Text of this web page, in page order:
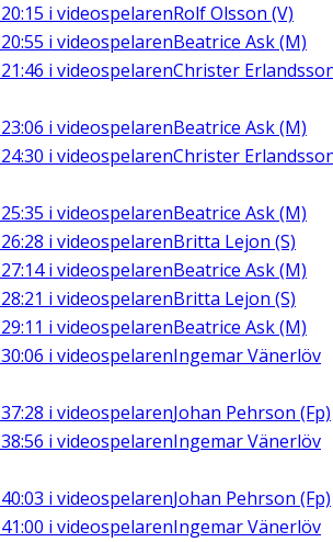
20:15 i videospelarenRolf Olsson (V)
20:55 i videospelarenBeatrice Ask (M)
21:46 i videospelarenChrister
23:06 i videospelarenBeatrice Ask (M)
24:30 i videospelarenChrister
25:35 i videospelarenBeatrice Ask (M)
26:28 i videospelarenBritta Lejon (S)
27:14i videospelarenBeatrice Ask (M)
28:21 i videospelarenBritta Lejon (S)
29:11 i videospelarenBeatrice Ask (M)
30:06 i videospelarenIngemar Vänerlöv
37:28 i videospelarenJohan Pehrson (Fp)
38:56 i videospelarenIngemar Vänerlöv
40:03 i videospelarenJohan Pehrson (Fp)
41:00 i videospelarenIngemar Vänerlöv